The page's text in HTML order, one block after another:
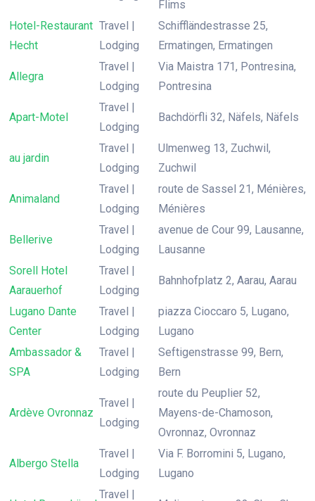
Flims
Hotel-Restaurant
Hecht
Travel |
Lodging
Schiffländestrasse 25,
Ermatingen, Ermatingen
Allegra
Travel |
Lodging
Via Maistra 171, Pontresina,
Pontresina
Apart-Motel
Travel |
Lodging
Bachdörfli 32, Näfels, Näfels
au jardin
Travel |
Lodging
Ulmenweg 13, Zuchwil,
Zuchwil
Animaland
Travel |
Lodging
route de Sassel 21, Ménières,
Ménières
Bellerive
Travel |
Lodging
avenue de Cour 99, Lausanne,
Lausanne
Sorell Hotel
Aarauerhof
Travel |
Lodging
Bahnhofplatz 2, Aarau, Aarau
Lugano Dante
Center
Travel |
Lodging
piazza Cioccaro 5, Lugano,
Lugano
Ambassador &
SPA
Travel |
Lodging
Seftigenstrasse 99, Bern,
Bern
Ardève Ovronnaz
Travel |
Lodging
route du Peuplier 52,
Mayens-de-Chamoson,
Ovronnaz, Ovronnaz
Albergo Stella
Travel |
Lodging
Via F. Borromini 5, Lugano,
Lugano
Travel |